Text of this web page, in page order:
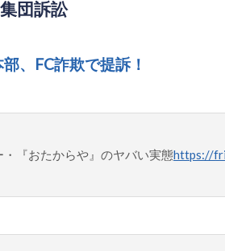
団訴訟
、FC詐欺で提訴！
・『おたからや』のヤバい実態https://